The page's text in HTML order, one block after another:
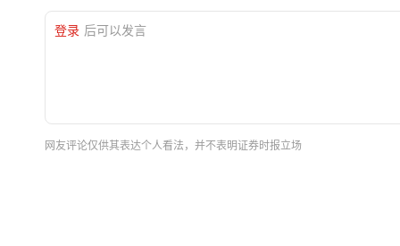
登录 后可以发言
网友评论仅供其表达个人看法，并不表明证券时报立场